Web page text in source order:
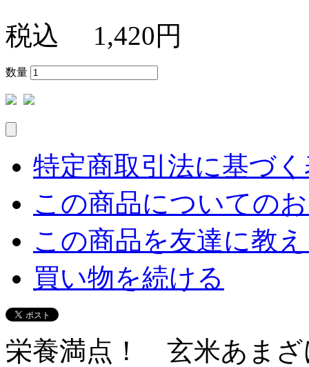
税込 1,420円
数量
特定商取引法に基づ
この商品についての
この商品を友達に教
買い物を続ける
栄養満点！ 玄米あまざ